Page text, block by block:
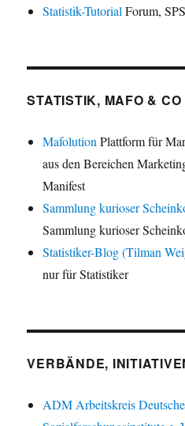
Statistik-Tutorial Forum,
STATISTIK, MAFO & CO
Mafolution Plattform für
aus den Bereichen
Manifest
Sammlung kurioser
Sammlung kurioser
Statistiker-Blog (Tilman
nur für Statistiker
VERBÄNDE,
ADM Arbeitskreis